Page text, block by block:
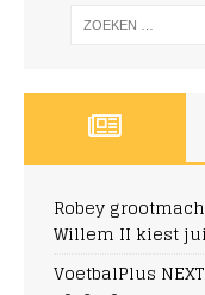
Robey
Willem II kiest
VoetbalPlus